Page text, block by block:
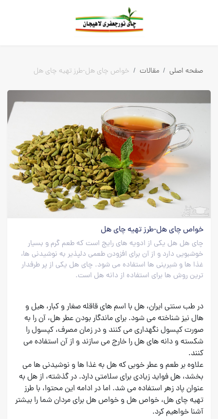
صفحه اصلی مقالات خواص چای هل-طرز تهیه چای هل
خواص چای هل-طرز تهیه چای هل
چای هل هل یکی از ادویه های رایج است که طعم گرم و بسیار
خوشبویی دارد و از آن برای افزودن طعمی دلپذیر به نوشیدنی ها،
غذا ها و شیرینی ها استفاده می شود. چای هل یکی از پر طرفدار
ترین روش ها برای استفاده از دانه هل است.
در طب سنتی ایران، هل با اسم های قاقله صغار و کبار، هیل و
هال نیز شناخته می شود. برای ماندگار بودن عطر هل، آن را به
صورت کپسول نگهداری می کنند و در زمان مصرف، کپسول را
شکسته و دانه های هل را خارج می سازند و از آن استفاده می
کنند.
علاوه بر طعم و عطر خوبی که هل به غذا ها و نوشیدنی ها می
بخشد، هل فواید زیادی برای سلامتی دارد. در گذشته، از هل به
عنوان پاد زهر استفاده می شد. اما در ادامه این محتوا، با طرز
تهیه چای هل، خواص هل و خواص هل برای مردان شما را بیشتر
آشنا خواهیم کرد.